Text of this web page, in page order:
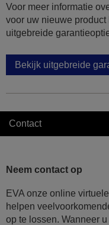
Voor meer informatie
voor uw nieuwe product
uitgebreide
Bekijk uitgebreide
Contact
Neem contact op
EVA onze online
helpen
op te lossen. Wanneer